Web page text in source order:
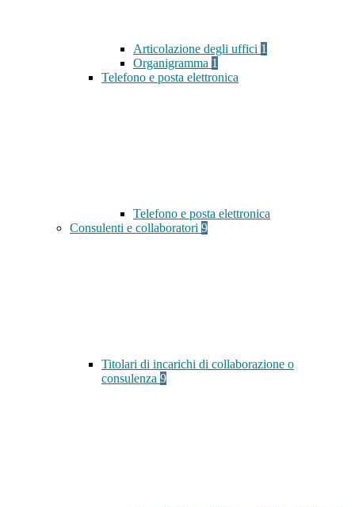
Articolazione degli uffici 1
Organigramma 1
Telefono e posta elettronica
Telefono e posta elettronica
Consulenti e collaboratori 9
Titolari di incarichi di collaborazione o
consulenza 9